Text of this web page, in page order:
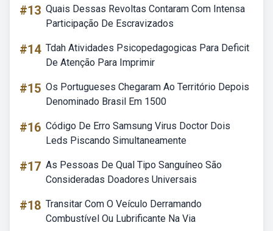
#13 Quais Dessas Revoltas Contaram Com Intensa
Participação De Escravizados
#14 Tdah Atividades Psicopedagogicas Para Deficit
De Atenção Para Imprimir
#15 Os Portugueses Chegaram Ao Território Depois
Denominado Brasil Em 1500
#16 Código De Erro Samsung Virus Doctor Dois
Leds Piscando Simultaneamente
#17 As Pessoas De Qual Tipo Sanguíneo São
Consideradas Doadores Universais
#18 Transitar Com O Veículo Derramando
Combustível Ou Lubrificante Na Via